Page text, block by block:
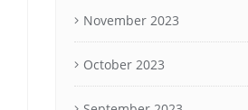
November 2023
October 2023